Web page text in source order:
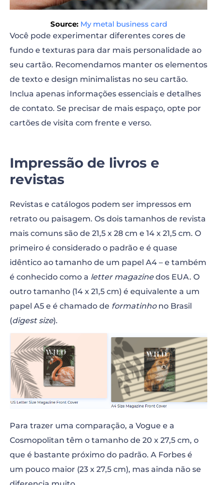
Source: My metal business card
Você pode experimentar diferentes cores de
fundo e texturas para dar mais personalidade ao
seu cartão. Recomendamos manter os elementos
de texto e design minimalistas no seu cartão.
Inclua apenas informações essenciais e detalhes
de contato. Se precisar de mais espaço, opte por
cartões de visita com frente e verso.
Impressão de livros e
revistas
Revistas e catálogos podem ser impressos em
retrato ou paisagem. Os dois tamanhos de revista
mais comuns são de 21,5 x 28 cm e 14 x 21,5 cm. O
primeiro é considerado o padrão e é quase
idêntico ao tamanho de um papel A4 – e também
é conhecido como a letter magazinedos EUA. O
outro tamanho (14 x 21,5 cm) é equivalente a um
papel A5 e é chamado de formatinhono Brasil
(digest size).
Para trazer uma comparação, a Vogue e a
Cosmopolitan têm o tamanho de 20 x 27,5 cm, o
que é bastante próximo do padrão. A Forbes é
um pouco maior (23 x 27,5 cm), mas ainda não se